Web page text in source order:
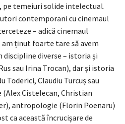
pe temeiuri solide intelectual.
contemporani cu cinemaul
– adică cinemaul
am ținut foarte tare să avem
diverse – istoria și
sau Irina Trocan), dar și istoria
Claudiu Turcuș sau
Cistelecan, Christian
antropologie (Florin Poenaru)
ca această încrucișare de